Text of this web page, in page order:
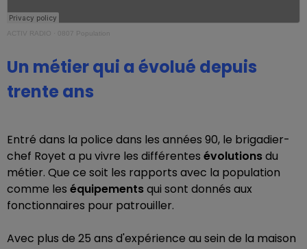
ACTIV RADIO 0807 Population
Un métier qui a évolué depuis
trente ans
Entré dans la police dans les années 90, le brigadier-
chef Royet a pu vivre les différentes évolutionsdu
métier. Que ce soit les rapports avec la population
comme les équipementsqui sont donnés aux
fonctionnaires pour patrouiller.
Avec plus de 25 ans d'expérience au sein de la maison